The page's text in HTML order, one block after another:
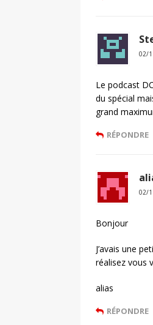
02/
Le podcast
du spécial
grand
RÉPONDRE
02/
Bonjour
J’avais une
réalisez vous
alias
RÉPONDRE